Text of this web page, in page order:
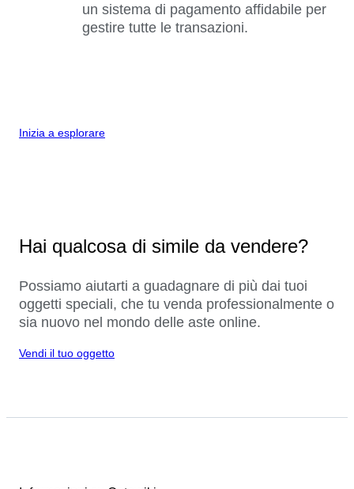
un sistema di pagamento affidabile per
gestire tutte le transazioni.
Inizia a esplorare
Hai qualcosa di simile da vendere?
Possiamo aiutarti a guadagnare di più dai tuoi
oggetti speciali, che tu venda professionalmente o
sia nuovo nel mondo delle aste online.
Vendi il tuo oggetto